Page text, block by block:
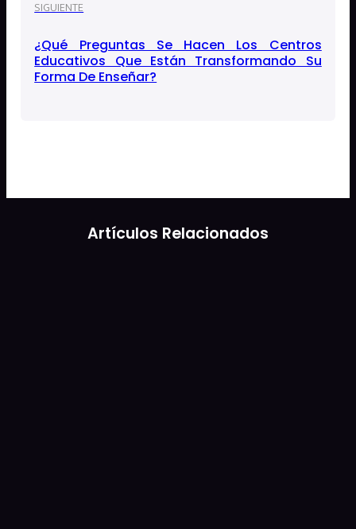
SIGUIENTE
¿Qué Preguntas Se Hacen Los Centros
Educativos Que Están Transformando Su
Forma De Enseñar?
Artículos Relacionados